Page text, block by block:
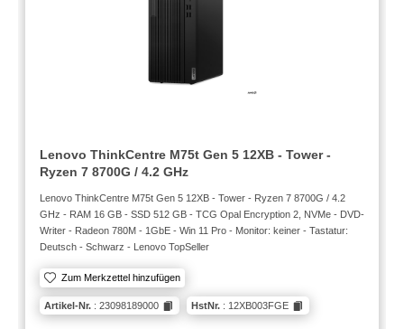
Lenovo ThinkCentre M75t Gen 5 12XB - Tower -
Ryzen 7 8700G / 4.2 GHz
Lenovo ThinkCentre M75t Gen 5 12XB - Tower - Ryzen 7 8700G / 4.2
GHz - RAM 16 GB - SSD 512 GB - TCG Opal Encryption 2, NVMe - DVD-
Writer - Radeon 780M - 1GbE - Win 11 Pro - Monitor: keiner - Tastatur:
Deutsch - Schwarz - Lenovo TopSeller
Zum Merkzettel hinzufügen
Artikel-Nr. : 23098189000 HstNr. : 12XB003FGE